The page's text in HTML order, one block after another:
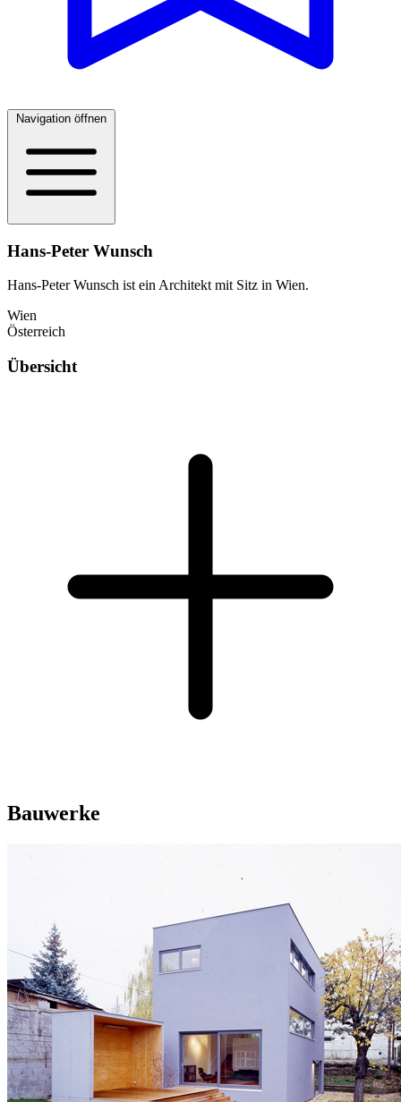
Navigation öffnen
Hans-Peter Wunsch
Hans-Peter Wunsch ist ein Architekt mit Sitz in Wien.
Wien
Österreich
Übersicht
Bauwerke